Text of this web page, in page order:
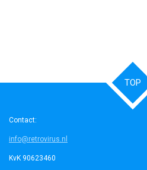
TOP
Contact:
info@retrovirus.nl
KvK 90623460